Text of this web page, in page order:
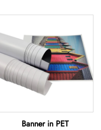
Banner in PET